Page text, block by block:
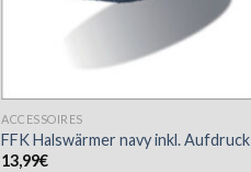
ACCESSOIRES
FFK Halswärmer navy inkl. Aufdruck
13,99€